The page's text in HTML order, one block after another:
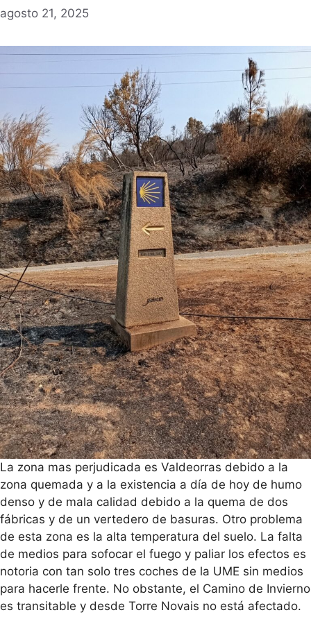
agosto 21, 2025
La zona mas perjudicada es Valdeorras debido a la
zona quemada y a la existencia a día de hoy de humo
denso y de mala calidad debido a la quema de dos
fábricas y de un vertedero de basuras. Otro problema
de esta zona es la alta temperatura del suelo. La falta
de medios para sofocar el fuego y paliar los efectos es
notoria con tan solo tres coches de la UME sin medios
para hacerle frente. No obstante, el Camino de Invierno
es transitable y desde Torre Novais no está afectado.